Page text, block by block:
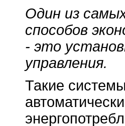
Один из
способов
- это
управления.
Такие